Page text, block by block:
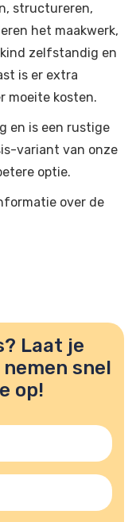
structureren,
het maakwerk,
zelfstandig en
is er extra
moeite kosten.
en is een rustige
variant van onze
optie.
over de
Laat je
snel
op!